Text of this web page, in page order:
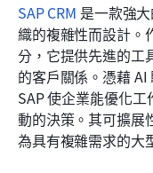
SAP CRM 是一款強
織的複雜性而設計。
分，它提供先進的工
的客戶關係。憑藉 AI
SAP 使企業能優化
動的決策。其可擴展
為具有複雜需求的大